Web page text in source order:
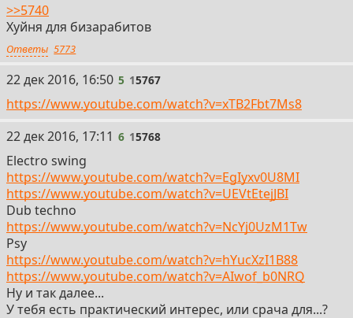
>>5740
Хуйня для бизарабитов
Ответы 5773
5
22 дек 2016, 16:50 5 15767
https://www.youtube.com/watch?v=xTB2Fbt7Ms8
6
22 дек 2016, 17:11 6 15768
Electro swing
https://www.youtube.com/watch?v=EgIyxv0U8MI
https://www.youtube.com/watch?v=UEVtEtejJBI
Dub techno
https://www.youtube.com/watch?v=NcYj0UzM1Tw
Psy
https://www.youtube.com/watch?v=hYucXzI1B88
https://www.youtube.com/watch?v=AIwof_b0NRQ
Ну и так далее...
У тебя есть практический интерес, или срача для...?